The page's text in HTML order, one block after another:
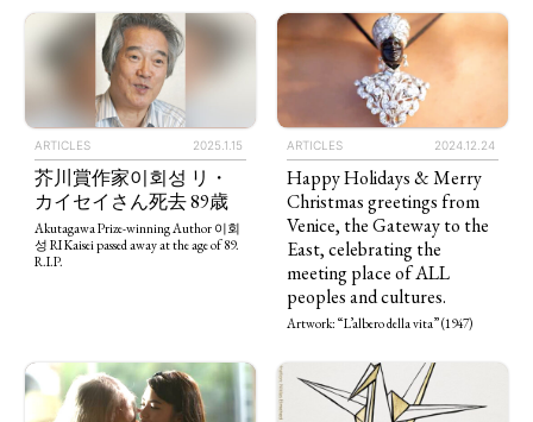
ARTICLES 2025.1.15
芥川賞作家이회성 リ・
カイセイさん死去 89歳
Akutagawa Prize-winning Author 이회
성 RI Kaisei passed away at the age of 89.
R.I.P.
ARTICLES 2024.12.24
Happy Holidays & Merry
Christmas greetings from
Venice, the Gateway to the
East, celebrating the
meeting place of ALL
peoples and cultures.
Artwork: “L’albero della vita” (1947)